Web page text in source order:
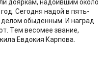
дояркам, надоившим около
Сегодня надой в пять-
обыденным. И наград
Тем весомее звание,
Евдокия Карпова.